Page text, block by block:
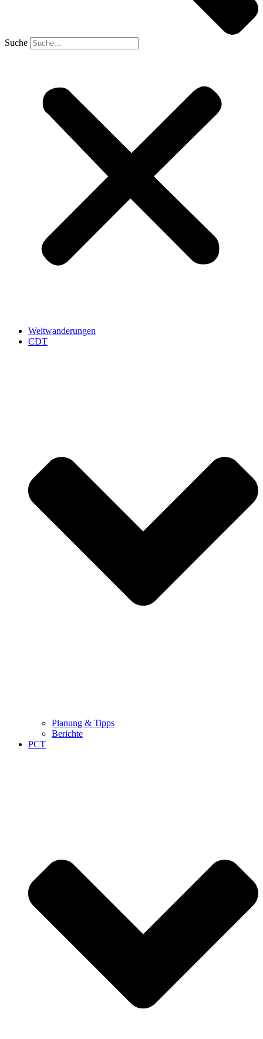
Suche
Weitwanderungen
CDT
Planung & Tipps
Berichte
PCT